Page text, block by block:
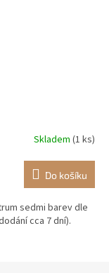
Skladem(1 ks)
Do košíku
sedmi barev dle
cca 7 dní).